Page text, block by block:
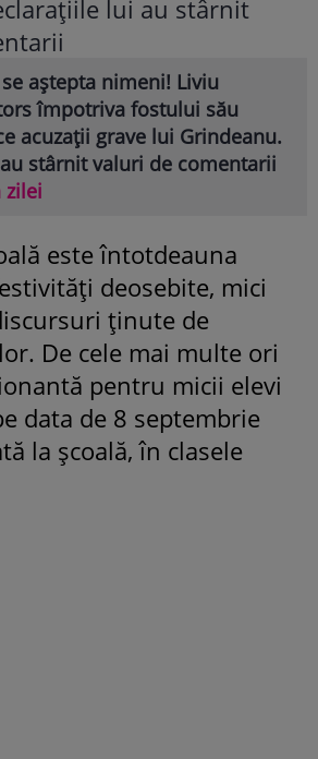
aștepta nimeni! Liviu
împotriva fostului său
acuzații grave lui Grindeanu.
stârnit valuri de comentarii
zilei
este întotdeauna
deosebite, mici
ținute de
De cele mai multe ori
pentru micii elevi
data de 8 septembrie
la școală, în clasele